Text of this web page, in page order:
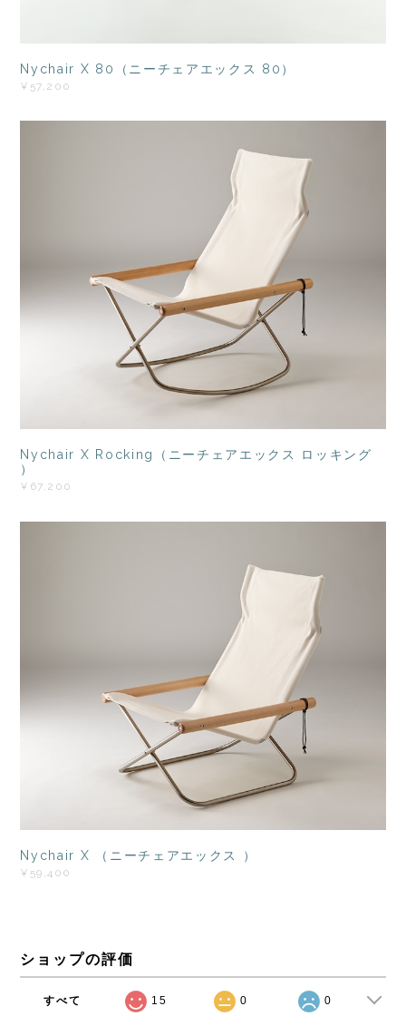
Nychair X 80（ニーチェアエックス 80）
¥57,200
Nychair X Rocking（ニーチェアエックス ロッキング
）
¥67,200
Nychair X （ニーチェアエックス ）
¥59,400
ショップの評価
すべて 15 0 0